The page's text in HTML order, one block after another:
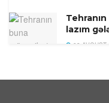
lazım
08
düşdü